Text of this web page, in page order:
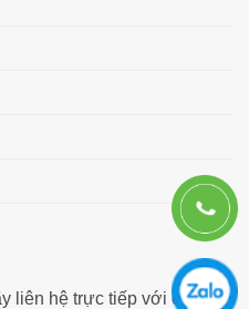
liên hệ trực tiếp với chúng